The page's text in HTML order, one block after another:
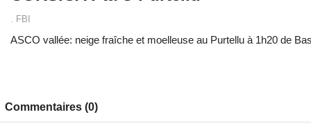
. FBI
ASCO vallée: neige fraîche et moelleuse au Purtellu à 1h20 de
Commentaires (0)